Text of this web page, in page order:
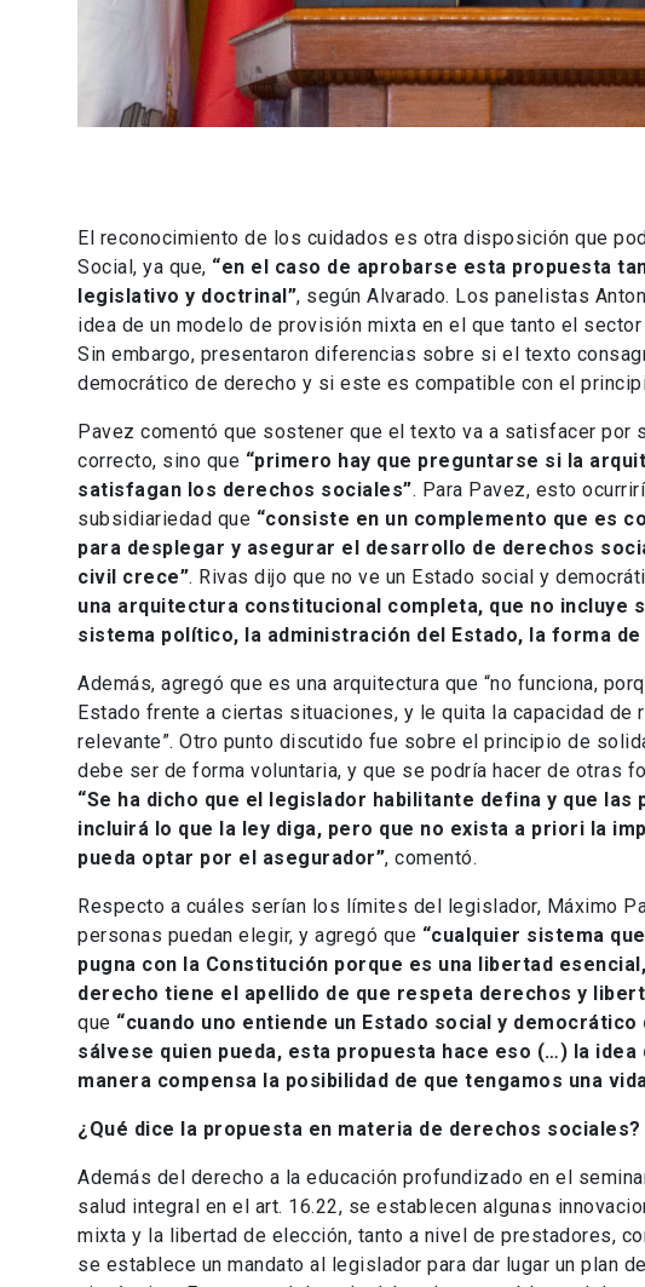
El reconocimiento de los cuidados es otra disposición que
Social, ya que, “en el caso de aprobarse esta propuesta
legislativo y doctrinal”, según Alvarado. Los panelistas
idea de un modelo de provisión mixta en el que tanto el
Sin embargo, presentaron diferencias sobre si el texto
democrático de derecho y si este es compatible con el
Pavez comentó que sostener que el texto va a satisfacer
correcto, sino que “primero hay que preguntarse si la
satisfagan los derechos sociales”. Para Pavez, esto
subsidiariedad que “consiste en un complemento que es
para desplegar y asegurar el desarrollo de derechos
civil crece”. Rivas dijo que no ve un Estado social y
una arquitectura constitucional completa, que no incluye
sistema político, la administración del Estado, la forma
Además, agregó que es una arquitectura que “no funciona,
Estado frente a ciertas situaciones, y le quita la capacidad de
relevante”. Otro punto discutido fue sobre el principio de
debe ser de forma voluntaria, y que se podría hacer de otras
“Se ha dicho que el legislador habilitante defina y que
incluirá lo que la ley diga, pero que no exista a priori la
pueda optar por el asegurador”, comentó.
Respecto a cuáles serían los límites del legislador, Máximo
personas puedan elegir, y agregó que “cualquier sistema
pugna con la Constitución porque es una libertad
derecho tiene el apellido de que respeta derechos y
que “cuando uno entiende un Estado social y
sálvese quien pueda, esta propuesta hace eso (…) la
manera compensa la posibilidad de que tengamos una
¿Qué dice la propuesta en materia de derechos sociales?
Además del derecho a la educación profundizado en el
salud integral en el art. 16.22, se establecen algunas
mixta y la libertad de elección, tanto a nivel de prestadores,
se establece un mandato al legislador para dar lugar un plan